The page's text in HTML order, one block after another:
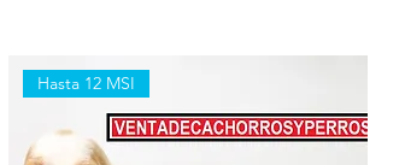
Hasta 12 MSI